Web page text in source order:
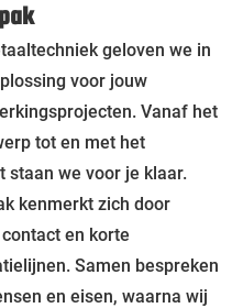
geloven we in
voor jouw
Vanaf het
tot en met het
staan we voor je klaar.
kenmerkt zich door
en korte
Samen bespreken
en eisen, waarna wij